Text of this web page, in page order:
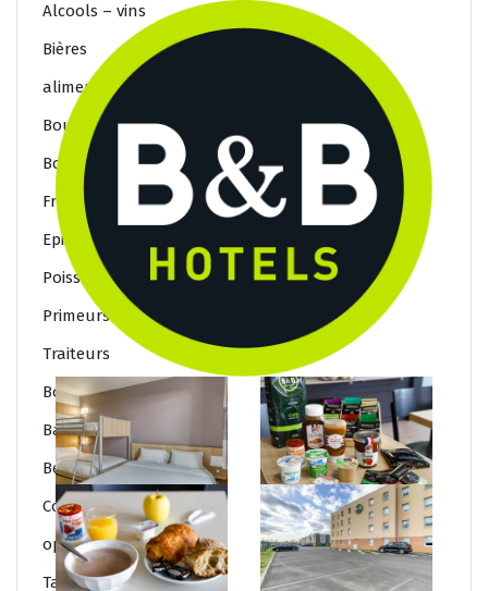
Alcools – vins
Bières
alimentation de proximité
Bouchers / Charcutiers
Boulangers / Patissiers
Fromagers
Epiceries fine
Poissoniers
Primeurs
Traiteurs
Bonnes adresses 2
Barbiers
Beauté
Coiffeurs
opticiens
Tatoueurs